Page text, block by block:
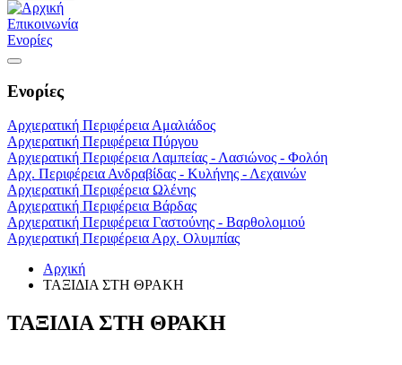
Επικοινωνία
Ενορίες
Ενορίες
Αρχιερατική Περιφέρεια Αμαλιάδος
Αρχιερατική Περιφέρεια Πύργου
Αρχιερατική Περιφέρεια Λαμπείας - Λασιώνος - Φολόη
Αρχ. Περιφέρεια Ανδραβίδας - Κυλήνης - Λεχαινών
Αρχιερατική Περιφέρεια Ωλένης
Αρχιερατική Περιφέρεια Βάρδας
Αρχιερατική Περιφέρεια Γαστούνης - Βαρθολομιού
Αρχιερατική Περιφέρεια Αρχ. Ολυμπίας
Αρχική
ΤΑΞΙΔΙΑ ΣΤΗ ΘΡΑΚΗ
ΤΑΞΙΔΙΑ ΣΤΗ ΘΡΑΚΗ